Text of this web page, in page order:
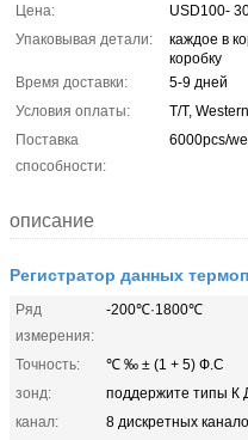
Цена:
USD100-
Упаковывая детали:
каждое в
коробку
Время доставки:
5-9 дней
Условия оплаты:
T/T,
Поставка
способности:
6000pcs/
описание
Регистратор данных
Ряд
измерения:
-200℃·1800℃
Точность:
℃ ‰ ± (1 + 5) Ф.С
зонд:
поддержите типы К
канал:
8 дискретных